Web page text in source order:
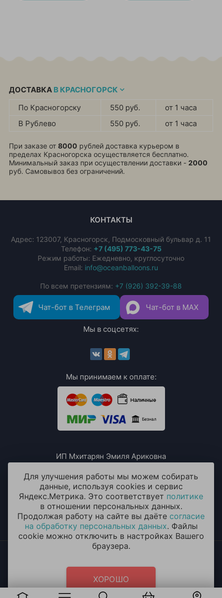
ДОСТАВКА В КРАСНОГОРСК
По Красногорску
550 руб.
от 1 часа
В Рублево
550 руб. от 1 часа
При заказе от 8000 рублей доставка курьером в
пределах Красногорска осуществляется бесплатно.
Минимальный заказ при осуществлении доставки - 2000
руб. Самовывоз без ограничений.
КОНТАКТЫ
Адрес: 123007, Красногорск, Подмосковный бульвар д. 11
Телефон: +7 (495) 773-43-75
Режим работы: Ежедневно, круглосуточно
Email: info@oceanballoons.ru
По всем претензиям: +7 (926) 392-39-88
Чат-бот в Телеграм Чат-бот в MAX
Мы в соцсетях:
Мы принимаем к оплате:
ИП Мхитарян Эмиля Ариковна
ИНН: 771385063807
ОГРН / ОГРНИП: 319508100076230
2014 - 2026 © «ОКЕАН ШАРОВ» Воздушные шары с
Политика конфиденциальности
согласие на обработку
персональных данных
Для улучшения работы мы можем собирать
данные, используя cookies и сервис
Яндекс.Метрика. Это соответствует политике
в отношении персональных данных.
Продолжая работу на сайте вы даёте согласие
на обработку персональных данных. Файлы
cookie можно отключить в настройках Вашего
браузера.
ХОРОШО